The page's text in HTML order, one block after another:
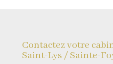
Contactez votre
Saint-Lys / Sainte-